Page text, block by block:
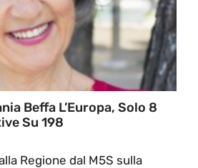
Beffa L’Europa, Solo 8
Su 198
Regione dal M5S sulla